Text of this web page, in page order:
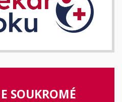
SOUKROMÉ